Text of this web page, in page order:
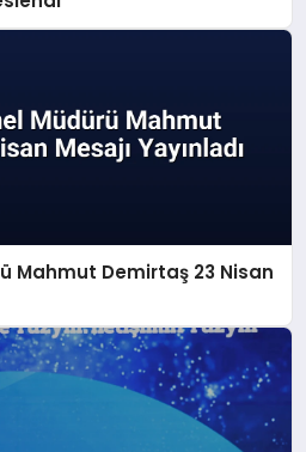
Mahmut Demirtaş 23 Nisan